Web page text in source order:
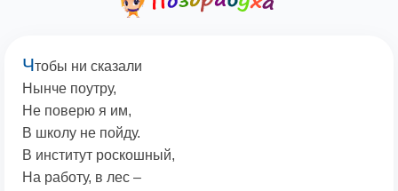
Чтобы ни сказали
Нынче поутру,
Не поверю я им,
В школу не пойду.
В институт роскошный,
На работу, в лес –